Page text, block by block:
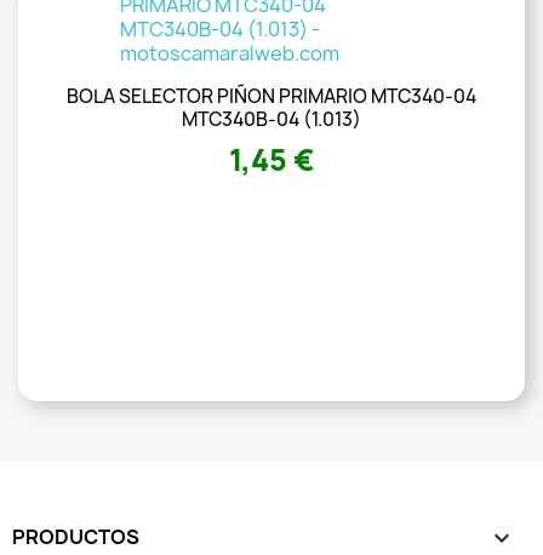
BOLA SELECTOR PIÑON PRIMARIO MTC340-04
MTC340B-04 (1.013)
1,45 €
PRODUCTOS 